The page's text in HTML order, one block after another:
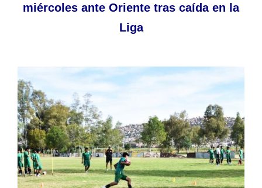
miércoles ante Oriente tras caída en la
Liga